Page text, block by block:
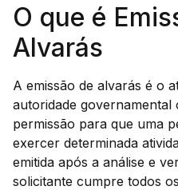
O que é
Alvarás
A emissão de alvarás é o
autoridade
permissão para que uma
exercer determinada
emitida após a análise e
solicitante cumpre todos